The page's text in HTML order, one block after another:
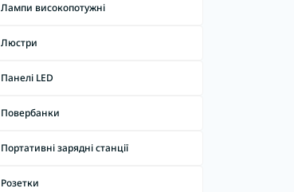
Лампи високопотужні
Люстри
Панелі LED
Повербанки
Портативні зарядні станції
Розетки